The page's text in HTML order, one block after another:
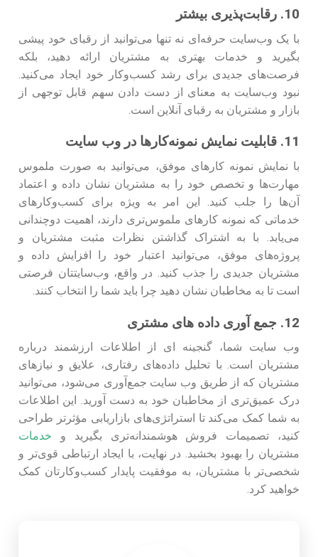
10. رقابت‌پذیری بیشتر
با یک وب‌سایت حرفه‌ای نه تنها می‌توانید از رقبای خود پیشی
بگیرید و خدمات بهتری به مشتریان ارائه دهید، بلکه
فرصت‌های جدیدی برای رشد کسب‌وکار خود ایجاد می‌کنید.
نبود وب‌سایت به معنای از دست دادن سهم قابل توجهی از
بازار و مشتریان به رقبای آنلاین است.
11. قابلیت نمایش نمونه‌کارها در وب سایت
با نمایش نمونه کارهای موفق، می‌توانید به صورت ملموس
مهارت‌ها و تخصص خود را به مشتریان نشان داده و اعتماد
آن‌ها را جلب کنید. این امر به ویژه برای کسب‌وکارهای
خدماتی که نمونه کارهای ملموس‌تری دارند، اهمیت دوچندانی
می‌یابد. با به اشتراک گذاشتن نظرات مثبت مشتریان و
پروژه‌های موفق، می‌توانید اعتبار خود را افزایش داده و
مشتریان جدیدی را جذب کنید. در واقع، وب‌سایتتان فرصتی
است تا به مخاطبان نشان دهید چرا باید شما را انتخاب کنند.
12. جمع آوری داده های مشتری
وب سایت شما، گنجینه ای از اطلاعات ارزشمند درباره
مشتریان است. با تحلیل داده‌های رفتاری، علایق و نیازهای
مشتریان که از طریق وب سایت جمع‌آوری می‌شود، می‌توانید
درک عمیق‌تری از مخاطبان خود به دست آورید. این اطلاعات
به شما کمک می‌کند تا استراتژی‌های بازاریابی مؤثرتر طراحی
کنید، تصمیمات فروش هوشمندانه‌تری بگیرید و خدمات
مشتریان را بهبود بخشید. در نهایت، با ایجاد ارتباطی قوی‌تر و
شخصی‌تر با مشتریان، به موفقیت پایدار کسب‌وکارتان کمک
خواهید کرد.